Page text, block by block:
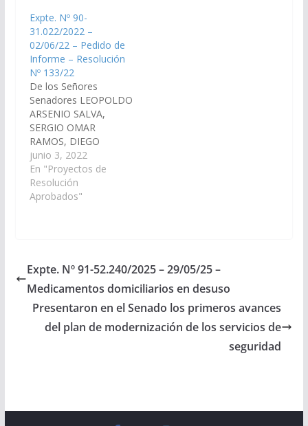
localidad de Tolar
Grande, Departamento
Los Andes. (Expte. N°
90-33.926/2025, a la
Comisión de Obras
Públicas e Industria).…
Expte. Nº 90-
31.022/2022 –
02/06/22 – Pedido de
Informe – Resolución
Nº 133/22
De los Señores
Senadores LEOPOLDO
ARSENIO SALVA,
SERGIO OMAR
RAMOS, DIEGO
EVARISTO CARI y
CARLOS ALBERTO
ROSSO, en
conformidad a lo
Interno de este
cuerpo, solicitar al
Señor Ministerio de
Producción y
Desarrollo Sustentable
de…
junio 3, 2022
En "Proyectos de
Resolución
Aprobados"
Expte. Nº 91-52.240/2025 – 29/05/25 –
Medicamentos domiciliarios en desuso
Presentaron en el Senado los primeros avances
del plan de modernización de los servicios de
seguridad